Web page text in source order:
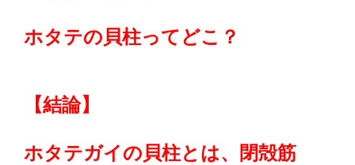
ホタテの貝柱ってどこ？
【結論】
ホタテガイの貝柱とは、閉殻筋